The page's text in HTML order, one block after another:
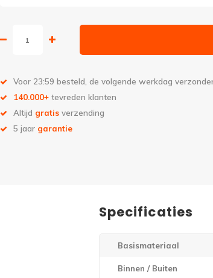
Voor 23:59 besteld, de volgende werkdag
140.000+ tevreden klanten
Altijd gratis verzending
5 jaar garantie
Specificaties
Basismateriaal
Binnen / Buiten